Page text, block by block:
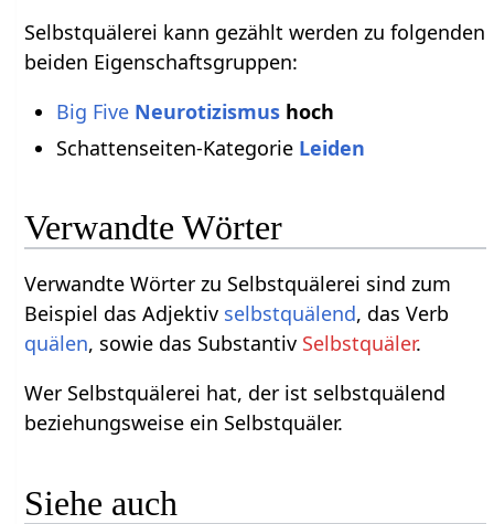
Selbstquälerei kann gezählt werden zu folgenden
beiden Eigenschaftsgruppen:
Big Five Neurotizismushoch
Schattenseiten-Kategorie Leiden
Verwandte Wörter
Verwandte Wörter zu Selbstquälerei sind zum
Beispiel das Adjektiv selbstquälend, das Verb
quälen, sowie das Substantiv Selbstquäler.
Wer Selbstquälerei hat, der ist selbstquälend
beziehungsweise ein Selbstquäler.
Siehe auch